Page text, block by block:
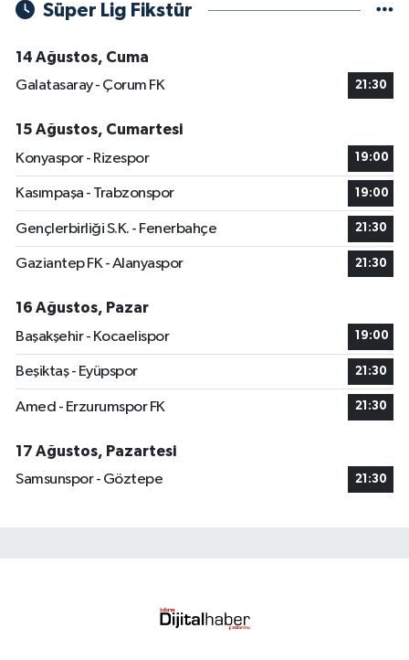
Süper Lig Fikstür
14 Ağustos, Cuma
Galatasaray - Çorum FK
21:30
15 Ağustos, Cumartesi
Konyaspor - Rizespor
19:00
Kasımpaşa - Trabzonspor 19:00
Gençlerbirliği S.K. - Fenerbahçe 21:30
Gaziantep FK - Alanyaspor 21:30
16 Ağustos, Pazar
Başakşehir - Kocaelispor
19:00
Beşiktaş - Eyüpspor 21:30
Amed - Erzurumspor FK 21:30
17 Ağustos, Pazartesi
Samsunspor - Göztepe
21:30